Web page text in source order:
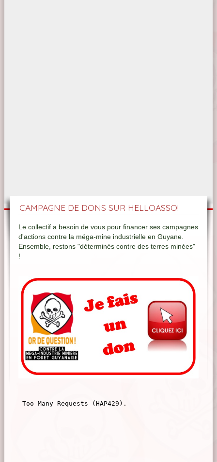
CAMPAGNE DE DONS SUR HELLOASSO!
Le collectif a besoin de vous pour financer ses campagnes
d'actions contre la méga-mine industrielle en Guyane.
Ensemble, restons "déterminés contre des terres minées"
!